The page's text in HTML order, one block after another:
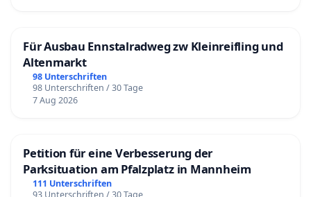
Für Ausbau Ennstalradweg zw Kleinreifling und
Altenmarkt
98 Unterschriften
98 Unterschriften / 30 Tage
7 Aug 2026
Petition für eine Verbesserung der
Parksituation am Pfalzplatz in Mannheim
111 Unterschriften
93 Unterschriften / 30 Tage